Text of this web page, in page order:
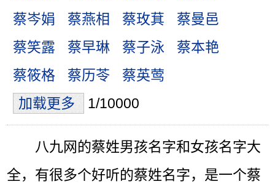
蔡岑娟
蔡燕相 蔡玫萁
蔡曼邑
蔡笑露
蔡早琳 蔡子泳
蔡本艳
蔡筱格
蔡历苓
蔡英莺
加载更多
1/10000
八九网的蔡姓男孩名字和女孩名字大
全，有很多个好听的蔡姓名字，是一个蔡